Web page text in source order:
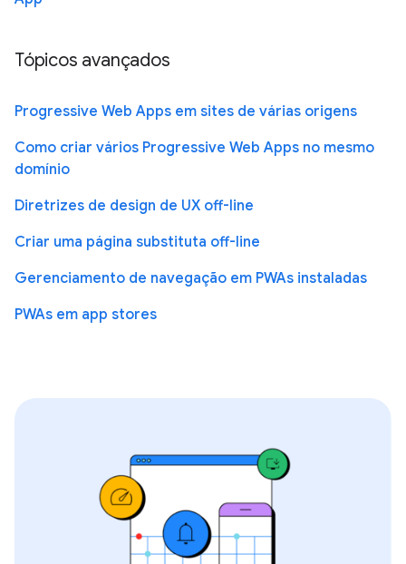
Tópicos avançados
Progressive Web Apps em sites de várias origens
Como criar vários Progressive Web Apps no mesmo
domínio
Diretrizes de design de UX off-line
Criar uma página substituta off-line
Gerenciamento de navegação em PWAs instaladas
PWAs em app stores